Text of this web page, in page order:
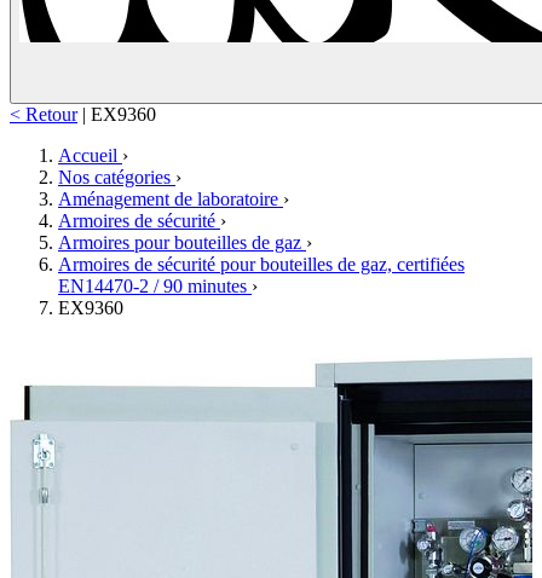
< Retour | EX9360
Accueil ›
Nos catégories ›
Aménagement de laboratoire ›
Armoires de sécurité ›
Armoires pour bouteilles de gaz ›
Armoires de sécurité pour bouteilles de gaz, certifiées
EN14470-2 / 90 minutes ›
EX9360